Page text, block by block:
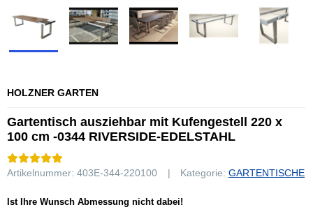
HOLZNER GARTEN
Gartentisch ausziehbar mit Kufengestell 220 x
100 cm -0344 RIVERSIDE-EDELSTAHL
Artikelnummer: 403E-344-220100 Kategorie: GARTENTISCHE
Ist Ihre Wunsch Abmessung nicht dabei!